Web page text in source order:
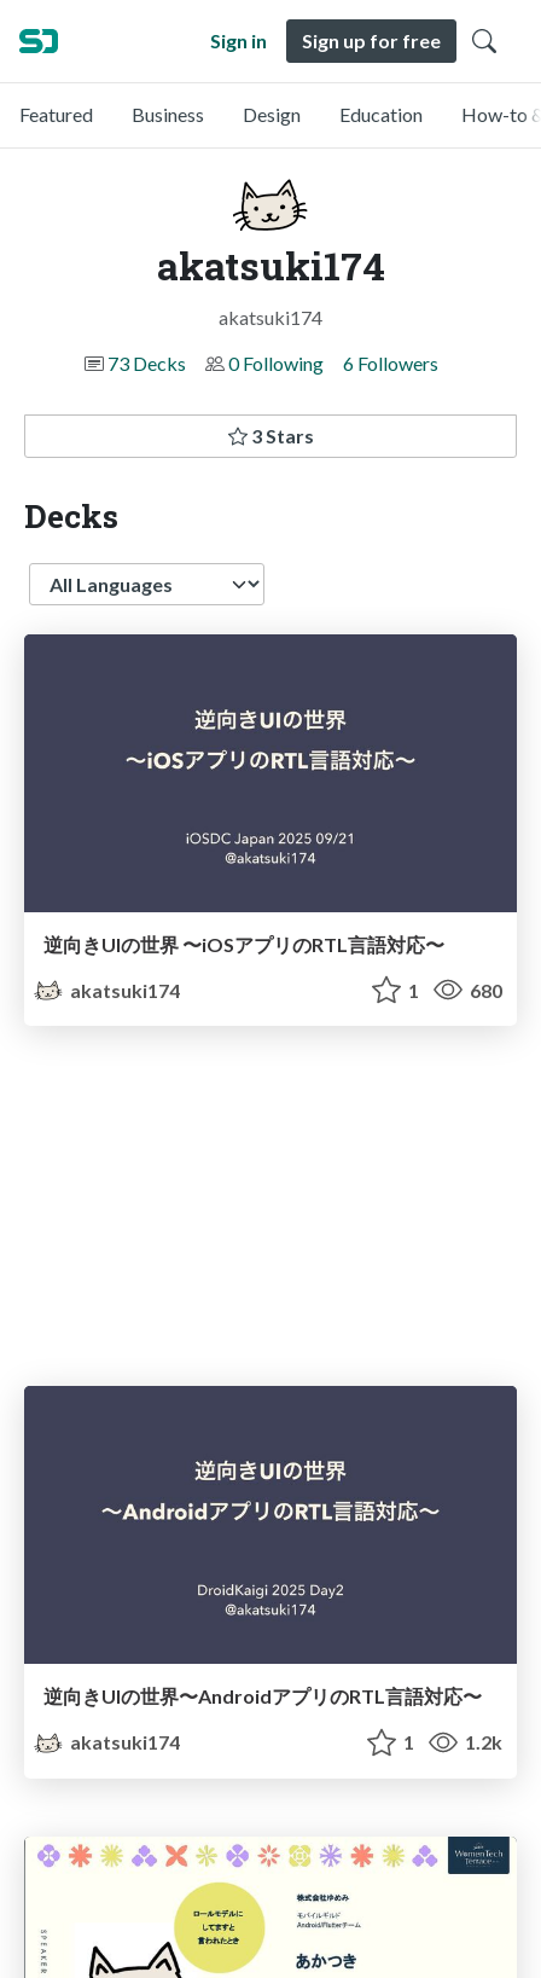
Sign in Sign up for free
Featured Business Design Education How-to
akatsuki174
akatsuki174
73 Decks
0 Following 6 Followers
3 Stars
Decks
Language
逆向きUIの世界 〜iOSアプリのRTL言語対応〜
akatsuki174
1 680
逆向きUIの世界〜AndroidアプリのRTL言語対応〜
akatsuki174
1 1.2k